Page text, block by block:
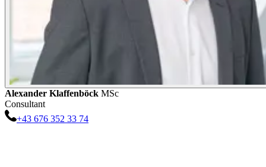
Alexander Klaffenböck MSc
Consultant
+43 676 352 33 74